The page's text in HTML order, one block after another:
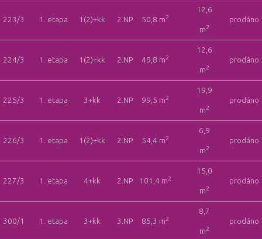
223/3 1. etapa 1(2)+kk 2.NP 50,8 m2
12,6
m2
prodáno
224/3 1. etapa 1(2)+kk 2.NP 49,8 m2
12,6
m2
prodáno
225/3 1. etapa 3+kk 2.NP 99,5 m2
19,9
m2
prodáno
226/3 1. etapa 1(2)+kk 2.NP 54,4 m2
6,9
m2
prodáno
227/3 1. etapa 4+kk 2.NP 101,4 m2
15,0
m2
prodáno
300/1 1. etapa 3+kk 3.NP 85,3 m2
8,7
m2
prodáno